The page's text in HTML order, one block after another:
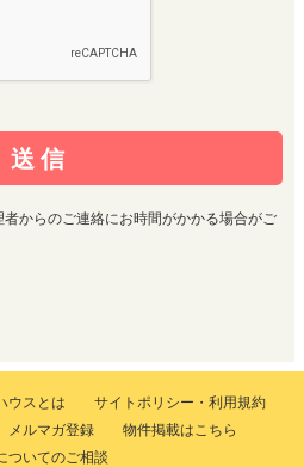
からのご連絡にお時間がかかる場合がご
ウスとは
サイトポリシー・利用規約
メルマガ登録
物件掲載はこちら
ついてのご相談